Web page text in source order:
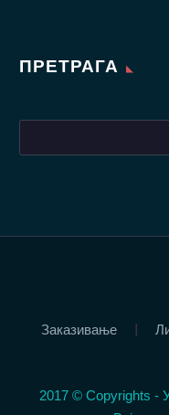
ПРЕТРАГА
Заказивање
2017 © Copyrights -